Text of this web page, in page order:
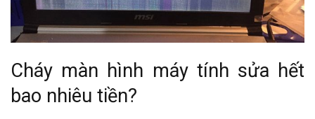
Cháy màn hình máy tính sửa hết
bao nhiêu tiền?